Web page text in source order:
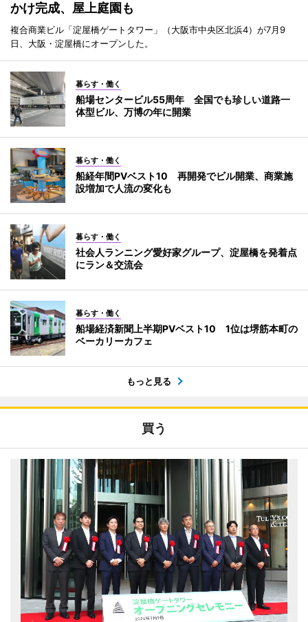
かけ完成、屋上庭園も
複合商業ビル「淀屋橋ゲートタワー」（大阪市中央区北浜4）が7月9
日、大阪・淀屋橋にオープンした。
暮らす・働く
船場センタービル55周年 全国でも珍しい道路一
体型ビル、万博の年に開業
暮らす・働く
船経年間PVベスト10 再開発でビル開業、商業施
設増加で人流の変化も
暮らす・働く
社会人ランニング愛好家グループ、淀屋橋を発着点
にラン＆交流会
暮らす・働く
船場経済新聞上半期PVベスト10 1位は堺筋本町の
ベーカリーカフェ
もっと見る
買う